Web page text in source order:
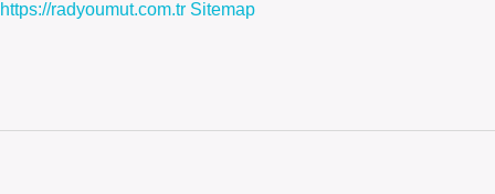
https://radyoumut.com.tr Sitemap